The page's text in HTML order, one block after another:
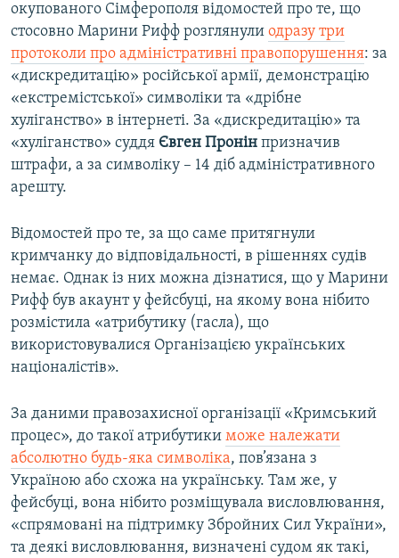
окупованого Сімферополя відомостей про те, що
стосовно Марини Рифф розглянули одразу три
протоколи про адміністративні правопорушення: за
«дискредитацію» російської армії, демонстрацію
«екстремістської» символіки та «дрібне
хуліганство» в інтернеті. За «дискредитацію» та
«хуліганство» суддя Євген Пронін призначив
штрафи, а за символіку – 14 діб адміністративного
арешту.
Відомостей про те, за що саме притягнули
кримчанку до відповідальності, в рішеннях судів
немає. Однак із них можна дізнатися, що у Марини
Рифф був акаунт у фейсбуці, на якому вона нібито
розмістила «атрибутику (гасла), що
використовувалися Організацією українських
націоналістів».
За даними правозахисної організації «Кримський
процес», до такої атрибутики може належати
абсолютно будь-яка символіка, пов’язана з
Україною або схожа на українську. Там же, у
фейсбуці, вона нібито розміщувала висловлювання,
«спрямовані на підтримку Збройних Сил України»,
та деякі висловлювання, визначені судом як такі,